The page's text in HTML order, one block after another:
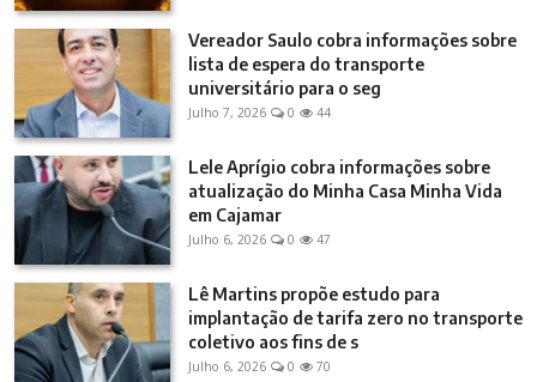
Vereador Saulo cobra informações sobre
lista de espera do transporte
universitário para o seg
Julho 7, 2026 0 44
Lele Aprígio cobra informações sobre
atualização do Minha Casa Minha Vida
em Cajamar
Julho 6, 2026 0 47
Lê Martins propõe estudo para
implantação de tarifa zero no transporte
coletivo aos fins de s
Julho 6, 2026 0 70